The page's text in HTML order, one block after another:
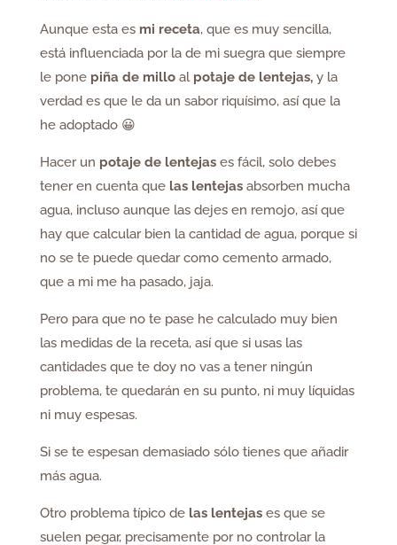
Aunque esta es mi receta, que es muy sencilla,
está influenciada por la de mi suegra que siempre
le pone piña de millo al potaje de lentejas, y la
verdad es que le da un sabor riquísimo, así que la
he adoptado 😀
Hacer un potaje de lentejases fácil, solo debes
tener en cuenta que las lentejasabsorben mucha
agua, incluso aunque las dejes en remojo, así que
hay que calcular bien la cantidad de agua, porque si
no se te puede quedar como cemento armado,
que a mi me ha pasado, jaja.
Pero para que no te pase he calculado muy bien
las medidas de la receta, así que si usas las
cantidades que te doy no vas a tener ningún
problema, te quedarán en su punto, ni muy líquidas
ni muy espesas.
Si se te espesan demasiado sólo tienes que añadir
más agua.
Otro problema típico de las lentejas es que se
suelen pegar, precisamente por no controlar la